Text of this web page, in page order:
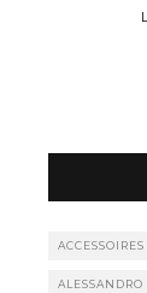
ACCESSOIRES